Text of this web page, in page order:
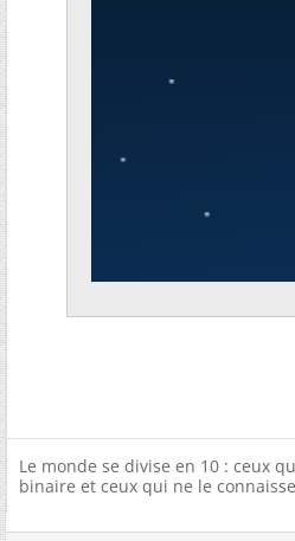
Le monde se divise en 10 : ceux
binaire et ceux qui ne le